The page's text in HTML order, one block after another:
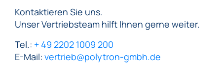
Kontaktieren Sie uns.
Unser Vertriebsteam hilft Ihnen gerne weiter.
Tel.: + 49 2202 1009 200
E-Mail: vertrieb@polytron-gmbh.de